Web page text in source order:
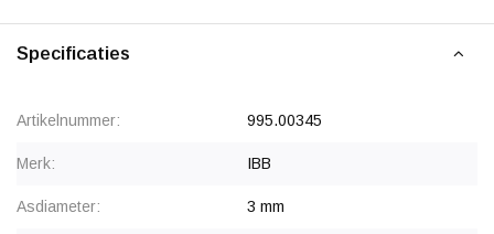
kogellagers, met een goede balans tussen prestaties en kosten.
zoals elektrische motoren, huishoudelijke apparaten en
modelbouw. Geproduceerd volgens Europese standaarden, biedt
Specificaties
Artikelnummer: 995.00345
Merk: IBB
Asdiameter: 3 mm